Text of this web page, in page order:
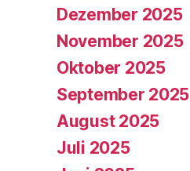
Dezember 2025
November 2025
Oktober 2025
September 2025
August 2025
Juli 2025